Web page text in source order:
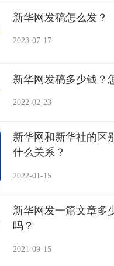
新华网发稿怎么发？
2023-07-17
新华网发稿多少钱？
2022-02-23
新华网和新华社的区
什么关系？
2022-01-15
新华网发一篇文章多
吗？
2021-09-15